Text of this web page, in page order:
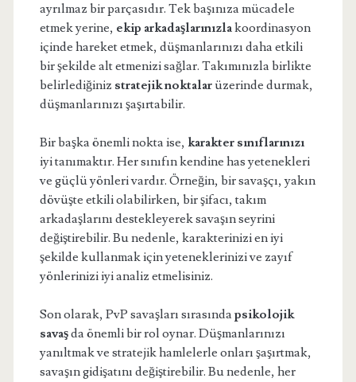
ayrılmaz bir parçasıdır. Tek başınıza mücadele
etmek yerine, ekip arkadaşlarınızlakoordinasyon
içinde hareket etmek, düşmanlarınızı daha etkili
bir şekilde alt etmenizi sağlar. Takımınızla birlikte
belirlediğiniz stratejik noktalarüzerinde durmak,
düşmanlarınızı şaşırtabilir.
Bir başka önemli nokta ise, karakter sınıflarınızı
iyi tanımaktır. Her sınıfın kendine has yetenekleri
ve güçlü yönleri vardır. Örneğin, bir savaşçı, yakın
dövüşte etkili olabilirken, bir şifacı, takım
arkadaşlarını destekleyerek savaşın seyrini
değiştirebilir. Bu nedenle, karakterinizi en iyi
şekilde kullanmak için yeteneklerinizi ve zayıf
yönlerinizi iyi analiz etmelisiniz.
Son olarak, PvP savaşları sırasındapsikolojik
savaşda önemli bir rol oynar. Düşmanlarınızı
yanıltmak ve stratejik hamlelerle onları şaşırtmak,
savaşın gidişatını değiştirebilir. Bu nedenle, her